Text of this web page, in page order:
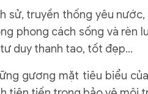
sử, truyền thống yêu
phong cách sống và rèn
tư duy thanh tao, tốt đẹp…
gương mặt tiêu biểu